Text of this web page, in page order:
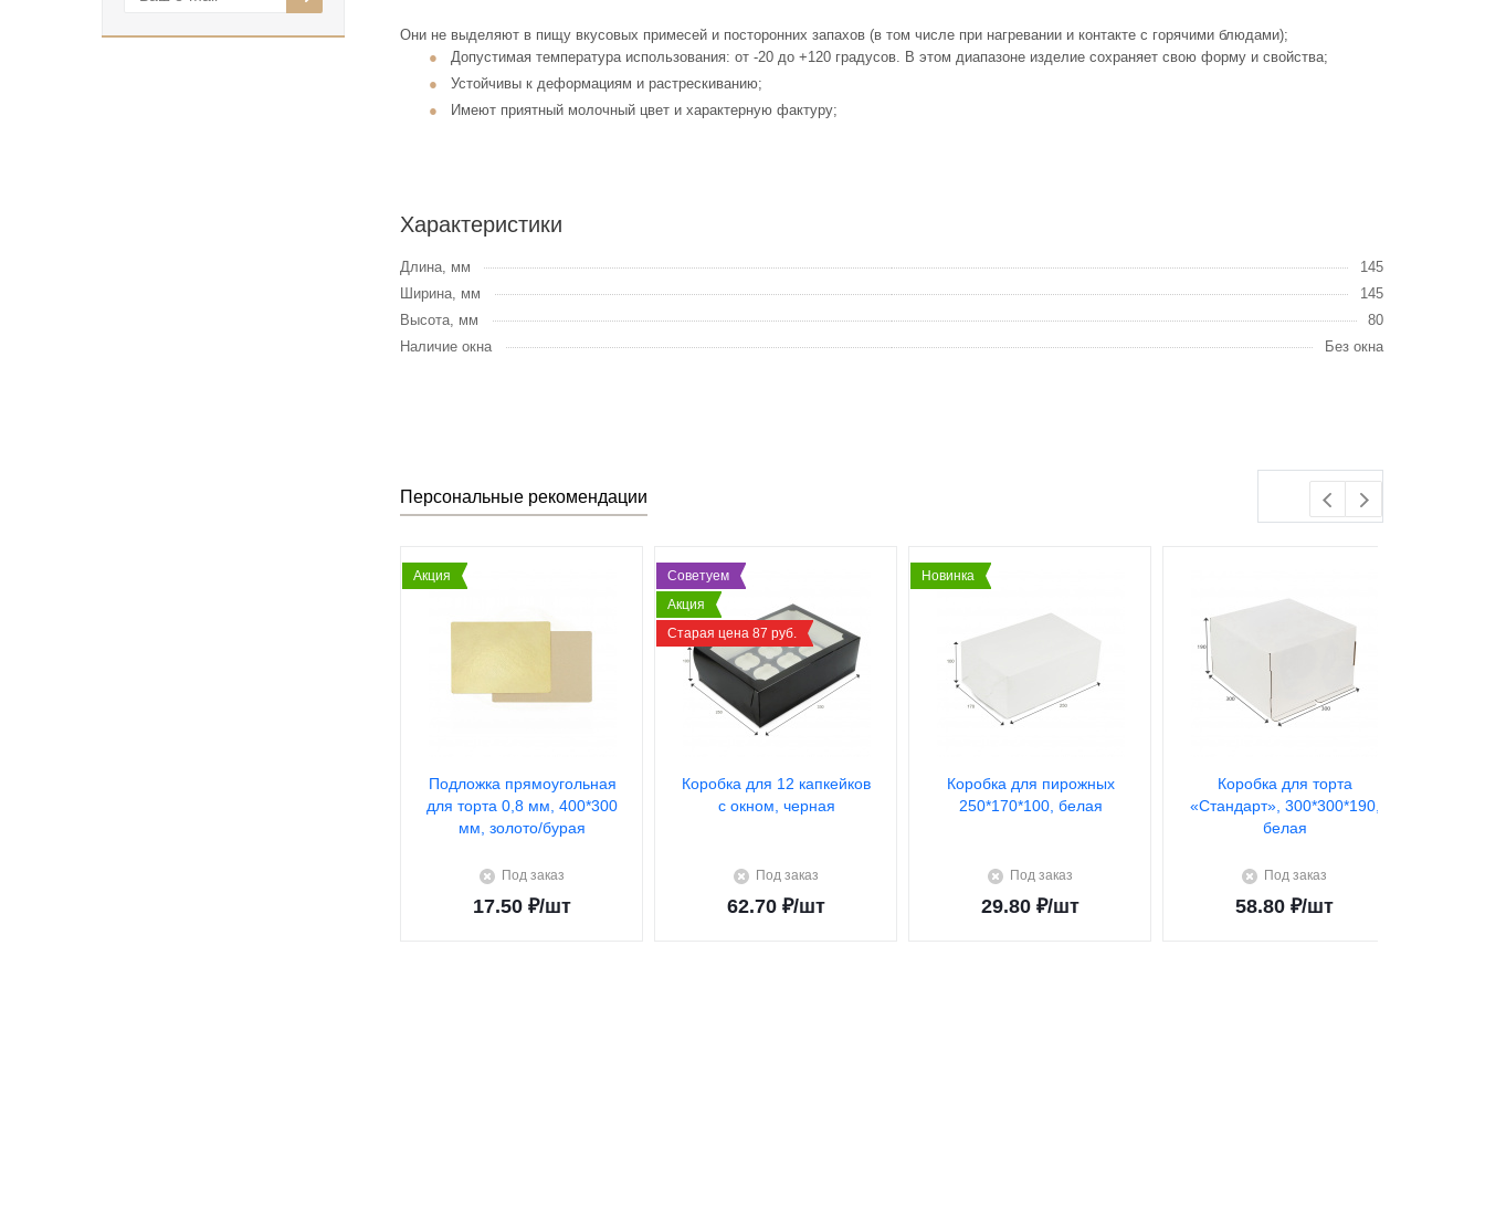
Они не выделяют в пищу вкусовых примесей и посторонних запахов (в том числе при нагревании и контакте с горячими блюдами);
Допустимая температура использования: от -20 до +120 градусов. В этом диапазоне изделие сохраняет свою форму и свойства;
Устойчивы к деформациям и растрескиванию;
Имеют приятный молочный цвет и характерную фактуру;
Характеристики
Длина, мм
145
Ширина, мм
145
Высота, мм
80
Наличие окна
Без окна
Персональные рекомендации
Акция
Подложка прямоугольная
для торта 0,8 мм, 400*300
мм, золото/бурая
Под заказ
17.50 ₽/шт
Советуем
Акция
Старая цена 87 руб.
Коробка для 12 капкейков
с окном, черная
Под заказ
62.70 ₽/шт
Новинка
Коробка для пирожных
250*170*100, белая
Под заказ
29.80 ₽/шт
Коробка для торта
«Стандарт», 300*300*190,
белая
Под заказ
58.80 ₽/шт